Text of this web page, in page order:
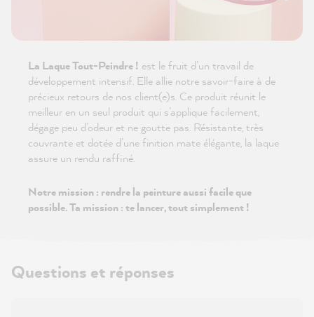
La Laque Tout-Peindre ! est le fruit d’un travail de
développement intensif. Elle allie notre savoir-faire à de
précieux retours de nos client(e)s. Ce produit réunit le
meilleur en un seul produit qui s’applique facilement,
dégage peu d’odeur et ne goutte pas. Résistante, très
couvrante et dotée d’une finition mate élégante, la laque
assure un rendu raffiné.
Notre mission : rendre la peinture aussi facile que
possible. Ta mission : te lancer, tout simplement !
Questions et réponses